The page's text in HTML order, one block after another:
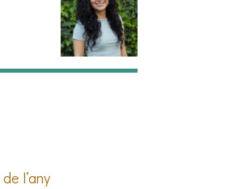
l’any